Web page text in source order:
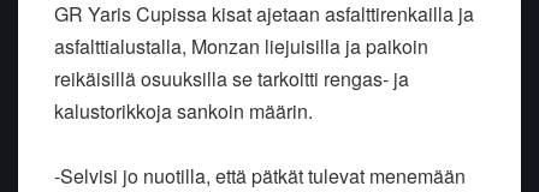
GR Yaris Cupissa kisat ajetaan asfalttirenkailla ja
asfalttialustalla, Monzan liejuisilla ja paikoin
reikäisillä osuuksilla se tarkoitti rengas- ja
kalustorikkoja sankoin määrin.
-Selvisi jo nuotilla, että pätkät tulevat menemään